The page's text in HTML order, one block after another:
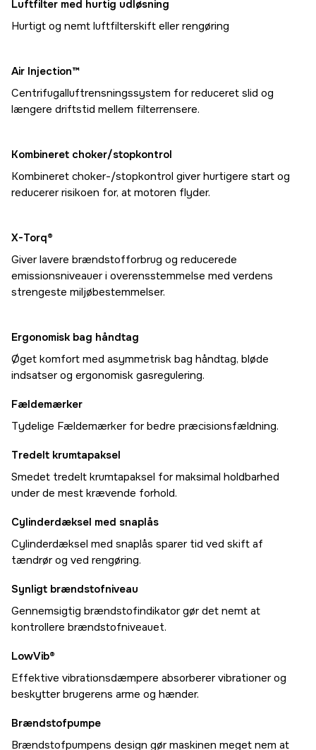
Luftfilter med hurtig udløsning
Hurtigt og nemt luftfilterskift eller rengøring
Air Injection™
Centrifugalluftrensningssystem for reduceret slid og
længere driftstid mellem filterrensere.
Kombineret choker/stopkontrol
Kombineret choker-/stopkontrol giver hurtigere start og
reducerer risikoen for, at motoren flyder.
X-Torq®
Giver lavere brændstofforbrug og reducerede
emissionsniveauer i overensstemmelse med verdens
strengeste miljøbestemmelser.
Ergonomisk bag håndtag
Øget komfort med asymmetrisk bag håndtag, bløde
indsatser og ergonomisk gasregulering.
Fældemærker
Tydelige Fældemærker for bedre præcisionsfældning.
Tredelt krumtapaksel
Smedet tredelt krumtapaksel for maksimal holdbarhed
under de mest krævende forhold.
Cylinderdæksel med snaplås
Cylinderdæksel med snaplås sparer tid ved skift af
tændrør og ved rengøring.
Synligt brændstofniveau
Gennemsigtig brændstofindikator gør det nemt at
kontrollere brændstofniveauet.
LowVib®
Effektive vibrationsdæmpere absorberer vibrationer og
beskytter brugerens arme og hænder.
Brændstofpumpe
Brændstofpumpens design gør maskinen meget nem at